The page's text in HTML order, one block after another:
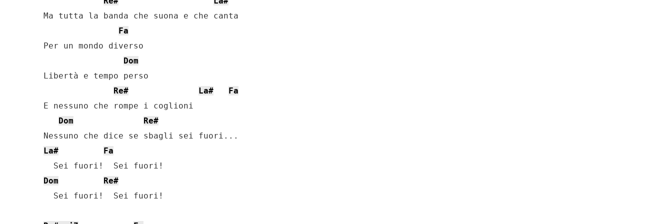
Ma tutta la banda che suona e che canta
Fa
Per un mondo diverso
Dom
Libertà e tempo perso
Re#
La#
Fa
E nessuno che rompe i coglioni
Dom
Re#
La#
Fa
Dom
Re#
  Sei fuori!  Sei fuori!